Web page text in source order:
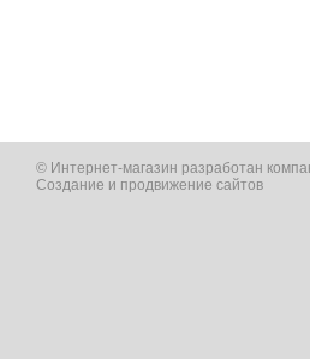
© Интернет-магазин разработан
Создание и продвижение сайтов